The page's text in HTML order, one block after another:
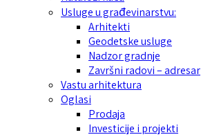
Usluge u građevinarstvu:
Arhitekti
Geodetske usluge
Nadzor gradnje
Završni radovi – adresar
Vastu arhitektura
Oglasi
Prodaja
Investicije i projekti